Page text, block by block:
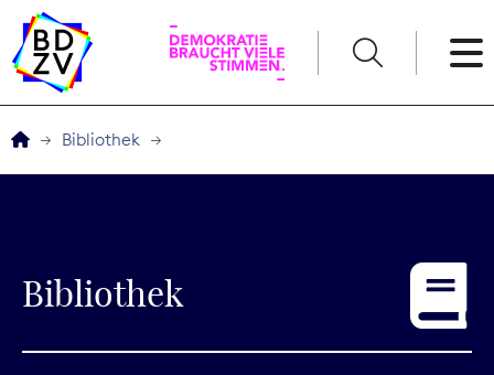
Service
Bibliothek
Bibliothek